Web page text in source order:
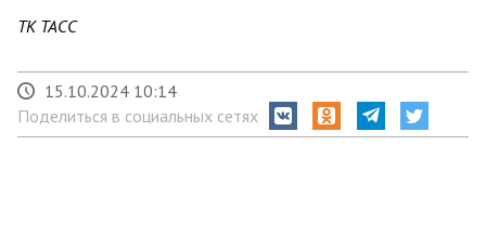
ТК ТАСС
15.10.2024 10:14
Поделиться в социальных сетях